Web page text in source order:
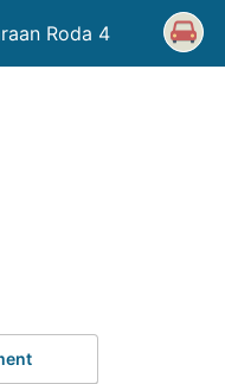
Roda 4